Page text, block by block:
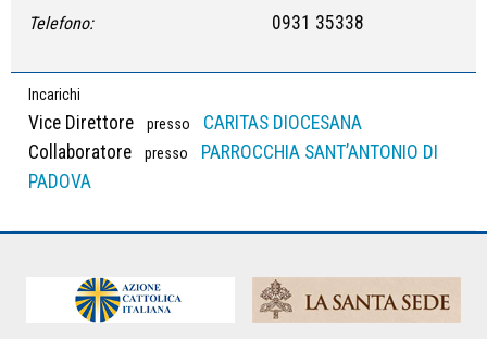
Telefono: 0931 35338
Incarichi
Vice Direttore presso
CARITAS DIOCESANA
Collaboratore
presso
PARROCCHIA SANT’ANTONIO DI
PADOVA